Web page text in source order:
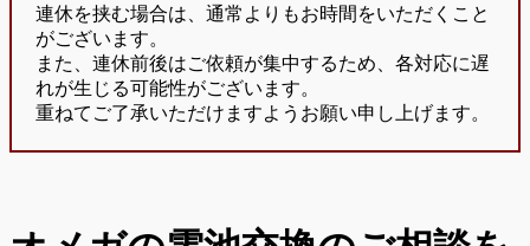
連休を挟む場合は、通常よりもお時間をいただくこと
がございます。
また、連休前後はご依頼が集中するため、各対応に遅
れが生じる可能性がございます。
重ねてご了承いただけますようお願い申し上げます。